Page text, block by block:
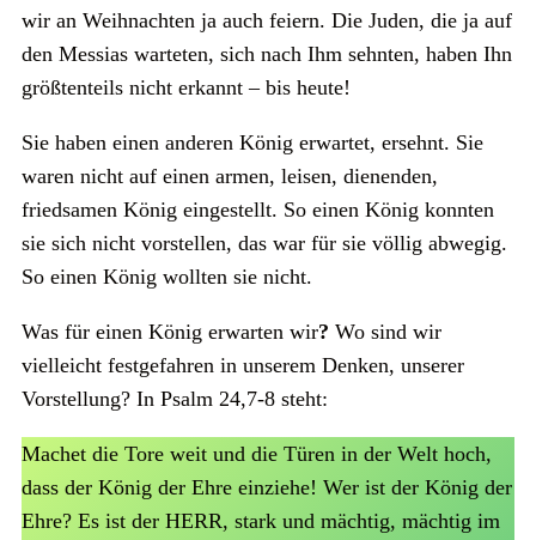
wir an Weihnachten ja auch feiern. Die Juden, die ja auf
den Messias warteten, sich nach Ihm sehnten, haben Ihn
größtenteils nicht erkannt – bis heute!
Sie haben einen anderen König erwartet, ersehnt. Sie
waren nicht auf einen armen, leisen, dienenden,
friedsamen König eingestellt. So einen König konnten
sie sich nicht vorstellen, das war für sie völlig abwegig.
So einen König wollten sie nicht.
Was für einen König erwarten wir? Wo sind wir
vielleicht festgefahren in unserem Denken, unserer
Vorstellung? In Psalm 24,7-8 steht:
Machet die Tore weit und die Türen in der Welt hoch,
dass der König der Ehre einziehe! Wer ist der König der
Ehre? Es ist der HERR, stark und mächtig, mächtig im